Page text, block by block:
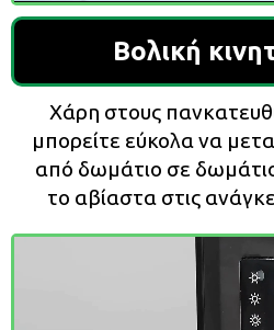
Βολική
Χάρη στους
μπορείτε εύκολα να
από δωμάτιο σε
το αβίαστα στις